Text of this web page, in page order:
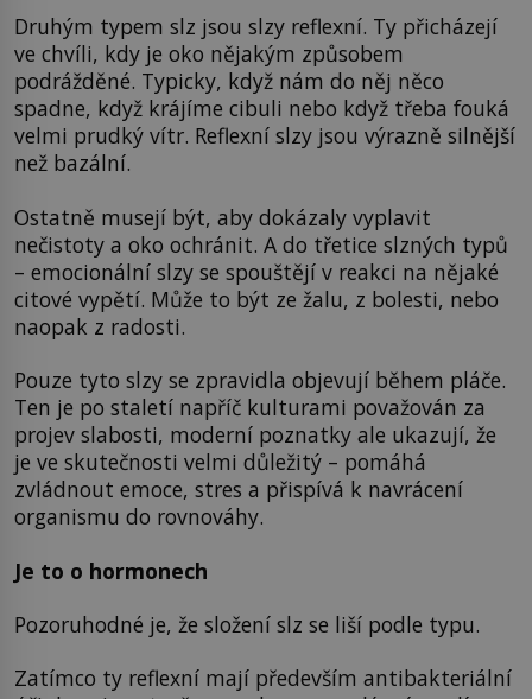
Druhým typem slz jsou slzy reflexní. Ty přicházejí
ve chvíli, kdy je oko nějakým způsobem
podrážděné. Typicky, když nám do něj něco
spadne, když krájíme cibuli nebo když třeba fouká
velmi prudký vítr. Reflexní slzy jsou výrazně silnější
než bazální.
Ostatně musejí být, aby dokázaly vyplavit
nečistoty a oko ochránit. A do třetice slzných typů
– emocionální slzy se spouštějí v reakci na nějaké
citové vypětí. Může to být ze žalu, z bolesti, nebo
naopak z radosti.
Pouze tyto slzy se zpravidla objevují během pláče.
Ten je po staletí napříč kulturami považován za
projev slabosti, moderní poznatky ale ukazují, že
je ve skutečnosti velmi důležitý – pomáhá
zvládnout emoce, stres a přispívá k navrácení
organismu do rovnováhy.
Je to o hormonech
Pozoruhodné je, že složení slz se liší podle typu.
Zatímco ty reflexní mají především antibakteriální